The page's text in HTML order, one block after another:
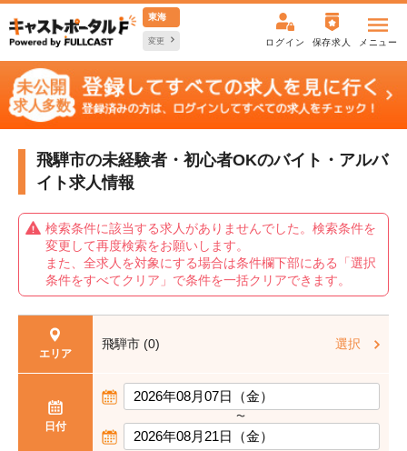
東海
変更 ログイン 保存求人 メニュー
飛騨市の未経験者・初心者OKのバイト・アルバ
イト求人情報
検索条件に該当する求人がありませんでした。検索条件を
変更して再度検索をお願いします。
また、全求人を対象にする場合は条件欄下部にある「選択
条件をすべてクリア」で条件を一括クリアできます。
エリア
飛騨市 (0) 選択
日付
〜